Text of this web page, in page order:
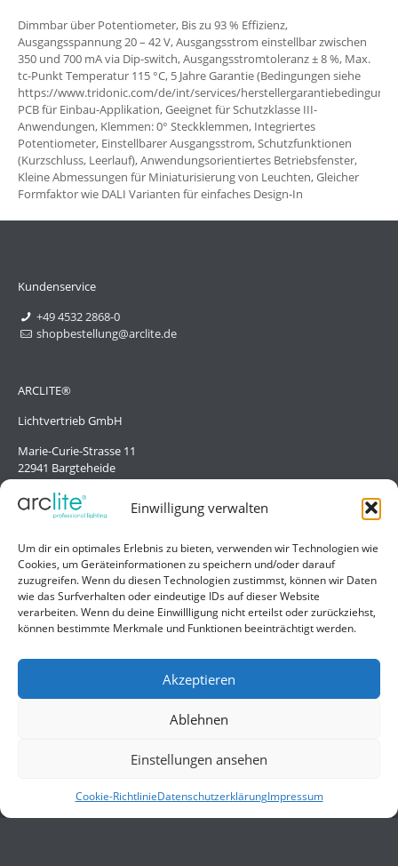
Einwilligung verwalten
Um dir ein optimales Erlebnis zu bieten, verwenden wir Technologien wie
Cookies, um Geräteinformationen zu speichern und/oder darauf
zuzugreifen. Wenn du diesen Technologien zustimmst, können wir Daten
wie das Surfverhalten oder eindeutige IDs auf dieser Website
verarbeiten. Wenn du deine Einwillligung nicht erteilst oder zurückziehst,
können bestimmte Merkmale und Funktionen beeinträchtigt werden.
Akzeptieren
Ablehnen
Einstellungen ansehen
Cookie-RichtlinieDatenschutzerklärungImpressum
Dimmbar über Potentiometer, Bis zu 93 % Effizienz,
Ausgangsspannung 20 – 42 V, Ausgangsstrom einstellbar zwischen
350 und 700 mA via Dip-switch, Ausgangsstromtoleranz ± 8 %, Max.
tc-Punkt Temperatur 115 °C, 5 Jahre Garantie (Bedingungen siehe
https://www.tridonic.com/de/int/services/
PCB für Einbau-Applikation, Geeignet für Schutzklasse III-
Anwendungen, Klemmen: 0° Steckklemmen, Integriertes
Potentiometer, Einstellbarer Ausgangsstrom, Schutzfunktionen
(Kurzschluss, Leerlauf), Anwendungsorientiertes Betriebsfenster,
Kleine Abmessungen für Miniaturisierung von Leuchten, Gleicher
Formfaktor wie DALI Varianten für einfaches Design-In
Kundenservice
+49 4532 2868-0
shopbestellung@arclite.de
ARCLITE®
Lichtvertrieb GmbH
Marie-Curie-Strasse 11
22941 Bargteheide
Deutschland/Germany
Hilfe
Liefer- und Zahlungsbedingungen
Kontakt